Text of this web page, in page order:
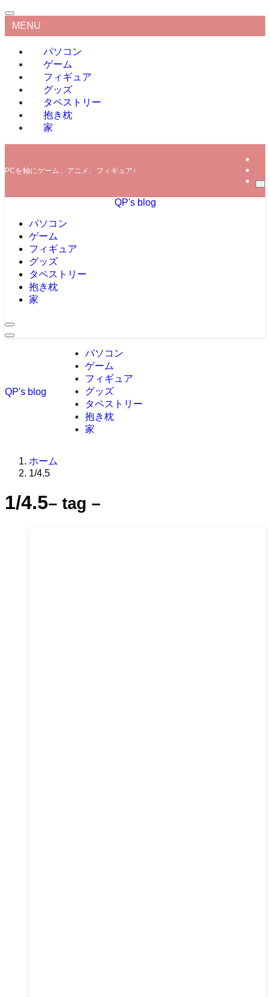
MENU
パソコン
ゲーム
フィギュア
グッズ
タペストリー
抱き枕
家
PCを軸にゲーム、アニメ、フィギュアなどの情報を発信していきます。
QP's blog
パソコン
ゲーム
フィギュア
グッズ
タペストリー
抱き枕
家
QP's blog
パソコン
ゲーム
フィギュア
グッズ
タペストリー
抱き枕
家
ホーム
1/4.5
1/4.5– tag –